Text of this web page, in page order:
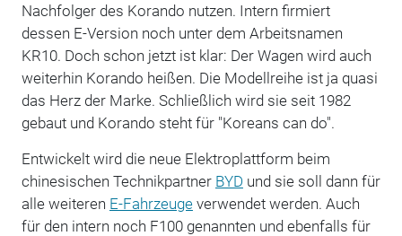
Nachfolger des Korando nutzen. Intern firmiert
dessen E-Version noch unter dem Arbeitsnamen
KR10. Doch schon jetzt ist klar: Der Wagen wird auch
weiterhin Korando heißen. Die Modellreihe ist ja quasi
das Herz der Marke. Schließlich wird sie seit 1982
gebaut und Korando steht für "Koreans can do".
Entwickelt wird die neue Elektroplattform beim
chinesischen Technikpartner BYD und sie soll dann für
alle weiteren E-Fahrzeugeverwendet werden. Auch
für den intern noch F100 genannten und ebenfalls für